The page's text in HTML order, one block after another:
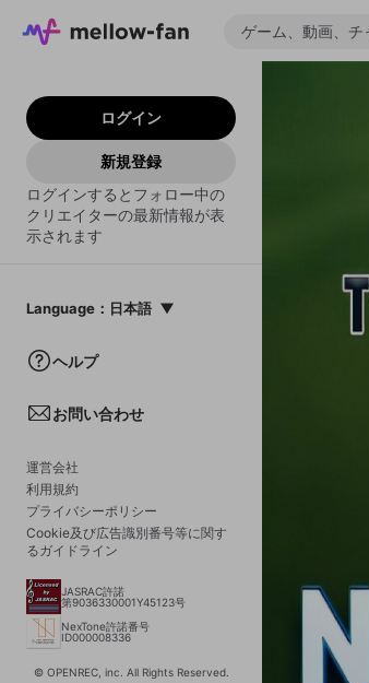
ログイン
新規登録
ログインするとフォロー中の
クリエイターの最新情報が表
示されます
Language ： 日本語
中文(簡体)
ヘルプ
お問い合わせ
運営会社
利用規約
プライバシーポリシー
Cookie及び広告識別番号等に関す
るガイドライン
JASRAC許諾
第9036330001Y45123号
NexTone許諾番号
ID000008336
© OPENREC, inc. All Rights Reserved.